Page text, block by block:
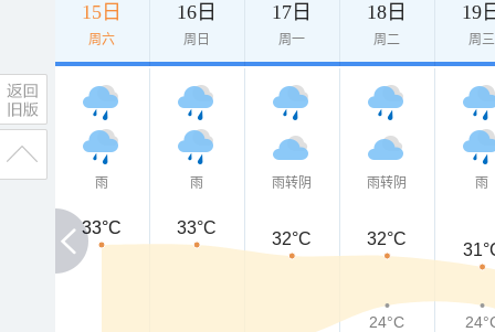
15日
周六
16日
周日
17日
周一
18日
周二
19
周三
雨 雨 雨转阴 雨转阴 雨
33°C
33°C 33°C
32°C 32°C
24°C